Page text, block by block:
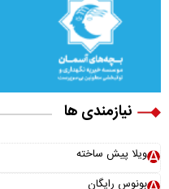
نیازمندی ها
ویلا پیش ساخته
بونوس رایگان